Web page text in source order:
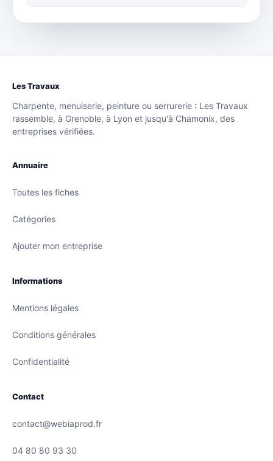
Les Travaux
Charpente, menuiserie, peinture ou serrurerie : Les Travaux
rassemble, à Grenoble, à Lyon et jusqu'à Chamonix, des
entreprises vérifiées.
Annuaire
Toutes les fiches
Catégories
Ajouter mon entreprise
Informations
Mentions légales
Conditions générales
Confidentialité
Contact
contact@webiaprod.fr
04 80 80 93 30